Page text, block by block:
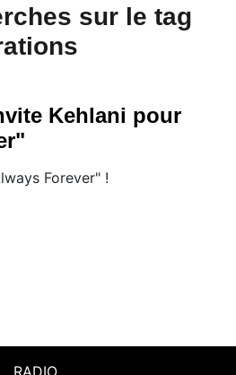
sur le tag
Kehlani pour
Forever" !